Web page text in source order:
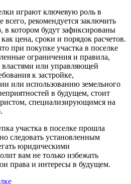
играют ключевую роль в
рекомендуется заключить
в котором будут зафиксированы
цена, сроки и порядок расчетов.
при покупке участка в поселке
ограничения и правила,
или управляющей
к застройке,
или использованию земельного
в будущем, стоит
специализирующимся на
участка в поселке прошла
следовать установленным
юридическими
вам не только избежать
права и интересы в будущем.